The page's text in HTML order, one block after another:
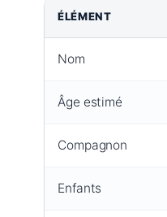
ÉLÉMENT
Nom
Âge estimé
Compagnon
Enfants